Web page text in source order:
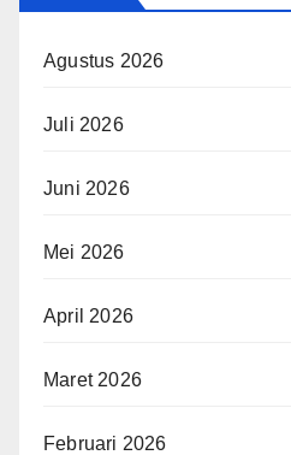
Agustus 2026
Juli 2026
Juni 2026
Mei 2026
April 2026
Maret 2026
Februari 2026